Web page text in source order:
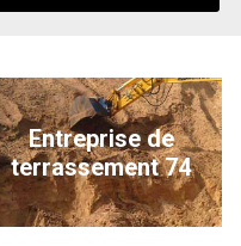
Entreprise de
terrassement 74